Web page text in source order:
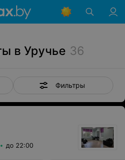
в Уручье 36
Фильтры
до 22:00